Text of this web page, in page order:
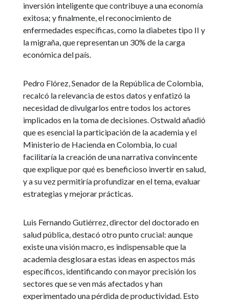
inversión inteligente que contribuye a una economía
exitosa; y finalmente, el reconocimiento de
enfermedades específicas, como la diabetes tipo II y
la migraña, que representan un 30% de la carga
económica del país.
Pedro Flórez, Senador de la República de Colombia,
recalcó la relevancia de estos datos y enfatizó la
necesidad de divulgarlos entre todos los actores
implicados en la toma de decisiones. Ostwald añadió
que es esencial la participación de la academia y el
Ministerio de Hacienda en Colombia, lo cual
facilitaría la creación de una narrativa convincente
que explique por qué es beneficioso invertir en salud,
y a su vez permitiría profundizar en el tema, evaluar
estrategias y mejorar prácticas.
Luis Fernando Gutiérrez, director del doctorado en
salud pública, destacó otro punto crucial: aunque
existe una visión macro, es indispensable que la
academia desglosara estas ideas en aspectos más
específicos, identificando con mayor precisión los
sectores que se ven más afectados y han
experimentado una pérdida de productividad. Esto